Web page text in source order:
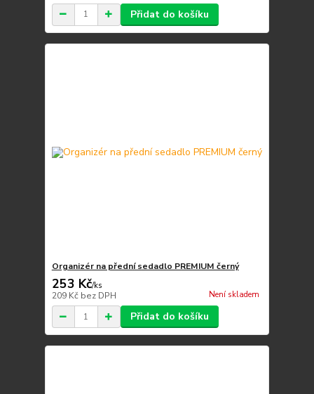
Přidat do košíku
Organizér na přední sedadlo PREMIUM černý
253 Kč/ks
209 Kč bez DPH Není skladem
Přidat do košíku